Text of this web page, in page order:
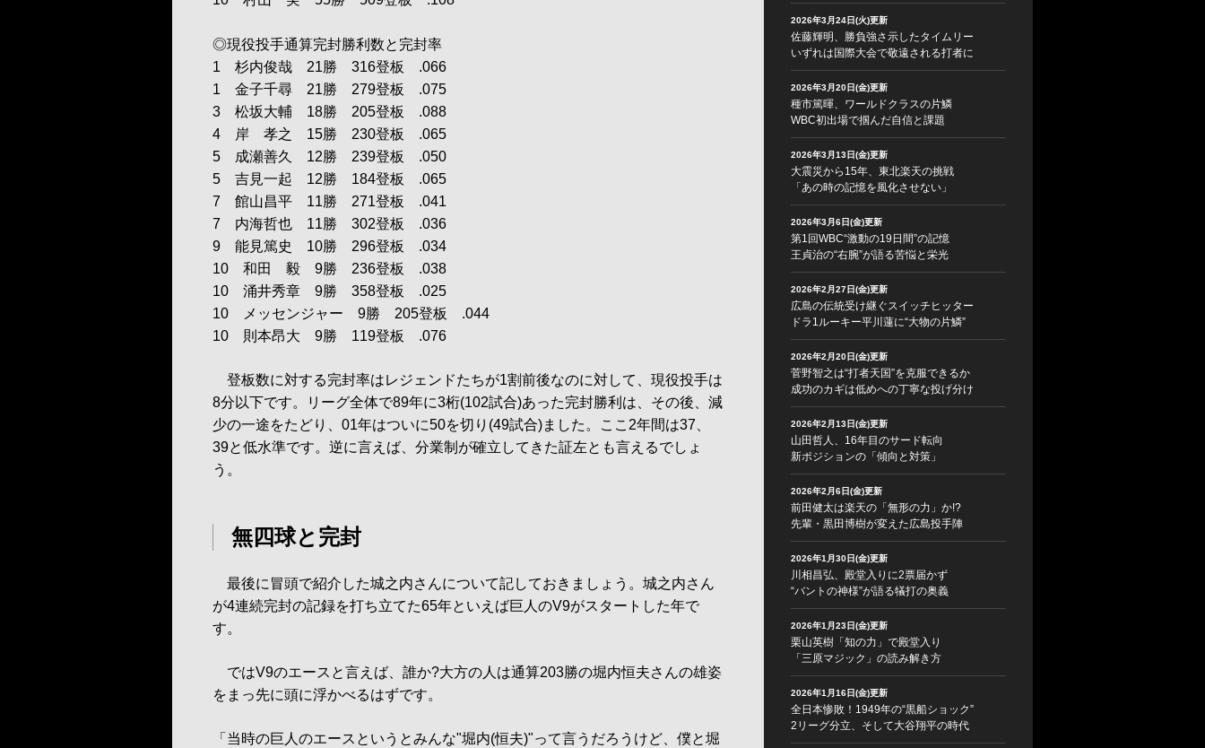
◎現役投手通算完封勝利数と完封率
1 杉内俊哉 21勝 316登板 .066
1 金子千尋 21勝 279登板 .075
3 松坂大輔 18勝 205登板 .088
4 岸 孝之 15勝 230登板 .065
5 成瀬善久 12勝 239登板 .050
5 吉見一起 12勝 184登板 .065
7 館山昌平 11勝 271登板 .041
7 内海哲也 11勝 302登板 .036
9 能見篤史 10勝 296登板 .034
10 和田 毅 9勝 236登板 .038
10 涌井秀章 9勝 358登板 .025
10 メッセンジャー 9勝 205登板 .044
10 則本昂大 9勝 119登板 .076
登板数に対する完封率はレジェンドたちが1割前後なのに対して、現役投手は
8分以下です。リーグ全体で89年に3桁(102試合)あった完封勝利は、その後、減
少の一途をたどり、01年はついに50を切り(49試合)ました。ここ2年間は37、
39と低水準です。逆に言えば、分業制が確立してきた証左とも言えるでしょ
う。
無四球と完封
最後に冒頭で紹介した城之内さんについて記しておきましょう。城之内さん
が4連続完封の記録を打ち立てた65年といえば巨人のV9がスタートした年で
す。
ではV9のエースと言えば、誰か?大方の人は通算203勝の堀内恒夫さんの雄姿
をまっ先に頭に浮かべるはずです。
「当時の巨人のエースというとみんな"堀内(恒夫)"って言うだろうけど、僕と堀
2026年3月24日(火)更新
佐藤輝明、勝負強さ示したタイムリー
いずれは国際大会で敬遠される打者に
2026年3月20日(金)更新
種市篤暉、ワールドクラスの片鱗
WBC初出場で掴んだ自信と課題
2026年3月13日(金)更新
大震災から15年、東北楽天の挑戦
「あの時の記憶を風化させない」
2026年3月6日(金)更新
第1回WBC“激動の19日間”の記憶
王貞治の“右腕”が語る苦悩と栄光
2026年2月27日(金)更新
広島の伝統受け継ぐスイッチヒッター
ドラ1ルーキー平川蓮に“大物の片鱗”
2026年2月20日(金)更新
菅野智之は“打者天国”を克服できるか
成功のカギは低めへの丁寧な投げ分け
2026年2月13日(金)更新
山田哲人、16年目のサード転向
新ポジションの「傾向と対策」
2026年2月6日(金)更新
前田健太は楽天の「無形の力」か!?
先輩・黒田博樹が変えた広島投手陣
2026年1月30日(金)更新
川相昌弘、殿堂入りに2票届かず
“バントの神様”が語る犠打の奥義
2026年1月23日(金)更新
栗山英樹「知の力」で殿堂入り
「三原マジック」の読み解き方
2026年1月16日(金)更新
全日本惨敗！1949年の“黒船ショック”
2リーグ分立、そして大谷翔平の時代